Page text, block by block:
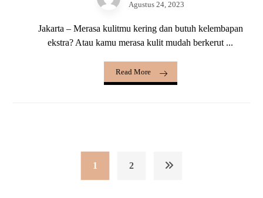
Agustus 24, 2023
Jakarta – Merasa kulitmu kering dan butuh kelembapan
ekstra? Atau kamu merasa kulit mudah berkerut ...
Read More
1 2